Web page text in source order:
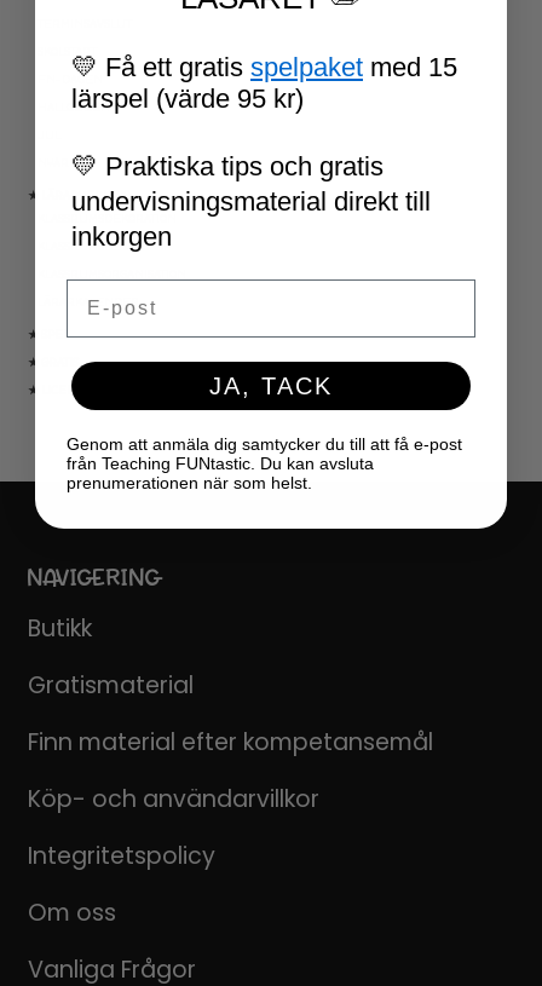
FN-DAGEN
HALLOWEEN
★ LÄRARVERKTYG
KLASSRUMSLEDARSKAP
LÄRARKALENDER
★ SPEL
★ GRATIS
★ LICENSER
NAVIGERING
Butikk
Gratismaterial
Finn material efter kompetansemål
Köp- och användarvillkor
Integritetspolicy
Om oss
Vanliga Frågor
💛 Få ett gratis spelpaket med 15
lärspel (värde 95 kr)
💛 Praktiska tips och gratis
undervisningsmaterial direkt till
inkorgen
JA, TACK
Genom att anmäla dig samtycker du till att få e-post
från Teaching FUNtastic. Du kan avsluta
prenumerationen när som helst.